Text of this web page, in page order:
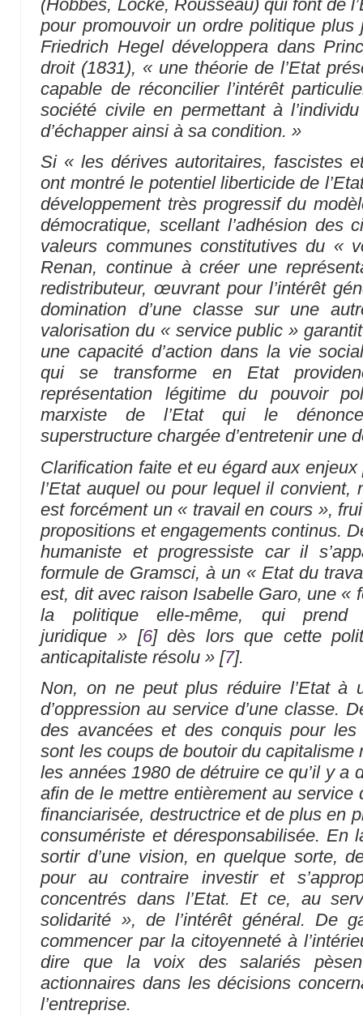
(Hobbes, Locke, Rousseau) qui font de
pour promouvoir un ordre politique
Friedrich Hegel développera dans
droit (1831), « une théorie de l’Etat
capable de réconcilier l’intérêt
société civile en permettant à
d’échapper ainsi à sa condition. »
Si « les dérives autoritaires, fascistes
ont montré le potentiel liberticide de
développement très progressif du
démocratique, scellant l’adhésion des
valeurs communes constitutives du «
Renan, continue à créer une
redistributeur, œuvrant pour l’intérêt
domination d’une classe sur une
valorisation du « service public »
une capacité d’action dans la vie
qui se transforme en Etat
représentation légitime du pouvoir
marxiste de l’Etat qui le
superstructure chargée d’entretenir une
Clarification faite et eu égard aux
l’Etat auquel ou pour lequel il convient,
est forcément un « travail en cours »,
propositions et engagements continus.
humaniste et progressiste car il
formule de Gramsci, à un « Etat du
est, dit avec raison Isabelle Garo, une «
la politique elle-même, qui
juridique » [6]dès lors que cette
anticapitaliste résolu » [7].
Non, on ne peut plus réduire l’Etat à
d’oppression au service d’une classe.
des avancées et des conquis pour
sont les coups de boutoir du capitalisme
les années 1980 de détruire ce qu’il y a
afin de le mettre entièrement au service
financiarisée, destructrice et de plus en
consumériste et déresponsabilisée. En
sortir d’une vision, en quelque sorte,
pour au contraire investir et
concentrés dans l’Etat. Et ce, au
solidarité », de l’intérêt général. De
commencer par la citoyenneté à
dire que la voix des salariés
actionnaires dans les décisions
l’entreprise.